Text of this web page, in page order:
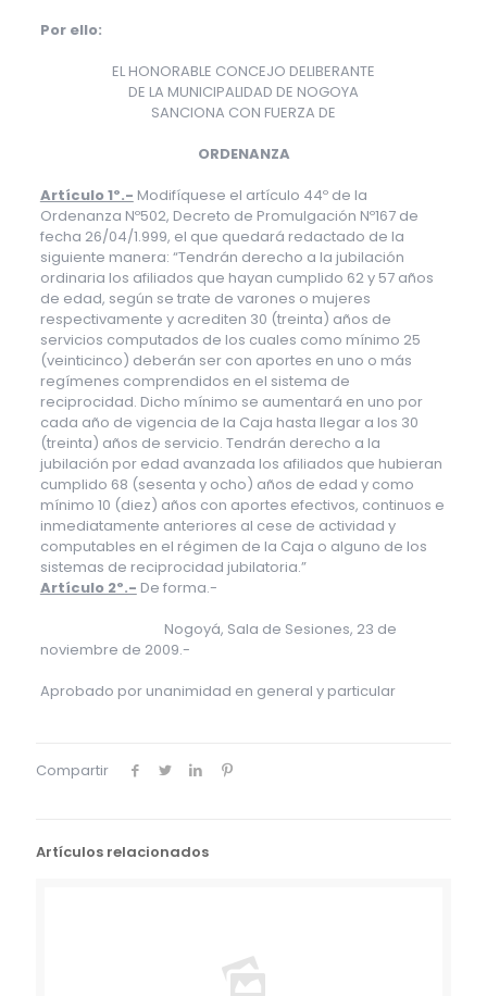
Por ello:
EL HONORABLE CONCEJO DELIBERANTE
DE LA MUNICIPALIDAD DE NOGOYA
SANCIONA CON FUERZA DE
ORDENANZA
Artículo 1º.- Modifíquese el artículo 44º de la
Ordenanza Nº502, Decreto de Promulgación Nº167 de
fecha 26/04/1.999, el que quedará redactado de la
siguiente manera: “Tendrán derecho a la jubilación
ordinaria los afiliados que hayan cumplido 62 y 57 años
de edad, según se trate de varones o mujeres
respectivamente y acrediten 30 (treinta) años de
servicios computados de los cuales como mínimo 25
(veinticinco) deberán ser con aportes en uno o más
regímenes comprendidos en el sistema de
reciprocidad. Dicho mínimo se aumentará en uno por
cada año de vigencia de la Caja hasta llegar a los 30
(treinta) años de servicio. Tendrán derecho a la
jubilación por edad avanzada los afiliados que hubieran
cumplido 68 (sesenta y ocho) años de edad y como
mínimo 10 (diez) años con aportes efectivos, continuos e
inmediatamente anteriores al cese de actividad y
computables en el régimen de la Caja o alguno de los
sistemas de reciprocidad jubilatoria.”
Artículo 2º.- De forma.-
Nogoyá, Sala de Sesiones, 23 de
noviembre de 2009.-
Aprobado por unanimidad en general y particular
Compartir
Artículos relacionados